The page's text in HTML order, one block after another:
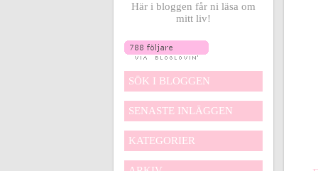
Här i bloggen får ni läsa om
mitt liv!
SÖK I BLOGGEN
SENASTE INLÄGGEN
KATEGORIER